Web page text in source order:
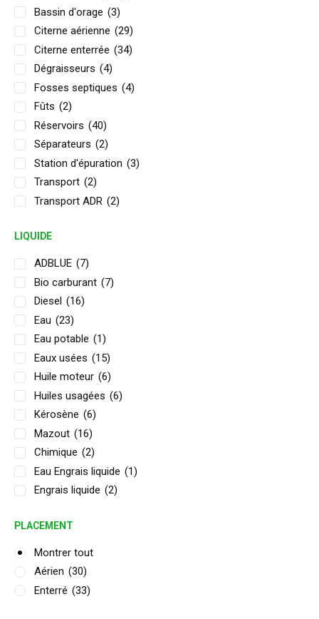
Bassin d'orage (3)
Citerne aérienne (29)
Citerne enterrée (34)
Dégraisseurs (4)
Fosses septiques (4)
Fûts (2)
Réservoirs (40)
Séparateurs (2)
Station d'épuration (3)
Transport (2)
Transport ADR (2)
LIQUIDE
ADBLUE (7)
Bio carburant (7)
Diesel (16)
Eau (23)
Eau potable (1)
Eaux usées (15)
Huile moteur (6)
Huiles usagées (6)
Kérosène (6)
Mazout (16)
Chimique (2)
Eau Engrais liquide (1)
Engrais liquide (2)
PLACEMENT
Montrer tout
Aérien (30)
Enterré (33)